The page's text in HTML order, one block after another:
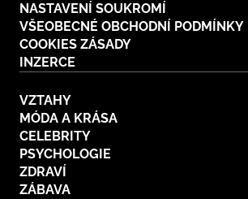
NASTAVENÍ SOUKROMÍ
VŠEOBECNÉ OBCHODNÍ PODMÍNKY
COOKIES ZÁSADY
INZERCE
VZTAHY
MÓDA A KRÁSA
CELEBRITY
PSYCHOLOGIE
ZDRAVÍ
ZÁBAVA